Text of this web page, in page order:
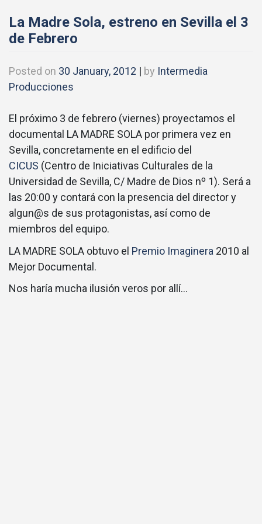
La Madre Sola, estreno en Sevilla el 3
de Febrero
Posted on 30 January, 2012 | by Intermedia
Producciones
El próximo 3 de febrero (viernes) proyectamos el
documental LA MADRE SOLA por primera vez en
Sevilla, concretamente en el edificio del
CICUS (Centro de Iniciativas Culturales de la
Universidad de Sevilla, C/ Madre de Dios nº 1). Será a
las 20:00 y contará con la presencia del director y
algun@s de sus protagonistas, así como de
miembros del equipo.
LA MADRE SOLA obtuvo el Premio Imaginera 2010 al
Mejor Documental.
Nos haría mucha ilusión veros por allí…